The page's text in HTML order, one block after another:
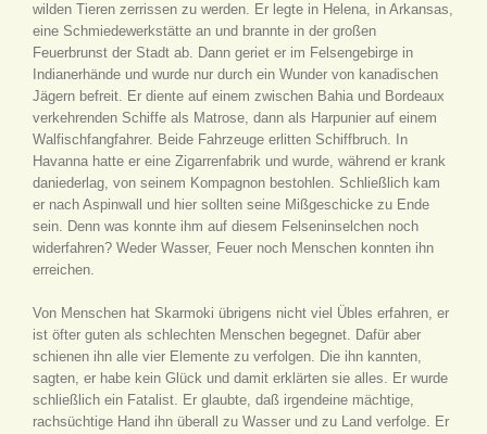
wilden Tieren zerrissen zu werden. Er legte in Helena, in Arkansas,
eine Schmiedewerkstätte an und brannte in der großen
Feuerbrunst der Stadt ab. Dann geriet er im Felsengebirge in
Indianerhände und wurde nur durch ein Wunder von kanadischen
Jägern befreit. Er diente auf einem zwischen Bahia und Bordeaux
verkehrenden Schiffe als Matrose, dann als Harpunier auf einem
Walfischfangfahrer. Beide Fahrzeuge erlitten Schiffbruch. In
Havanna hatte er eine Zigarrenfabrik und wurde, während er krank
daniederlag, von seinem Kompagnon bestohlen. Schließlich kam
er nach Aspinwall und hier sollten seine Mißgeschicke zu Ende
sein. Denn was konnte ihm auf diesem Felseninselchen noch
widerfahren? Weder Wasser, Feuer noch Menschen konnten ihn
erreichen.
Von Menschen hat Skarmoki übrigens nicht viel Übles erfahren, er
ist öfter guten als schlechten Menschen begegnet. Dafür aber
schienen ihn alle vier Elemente zu verfolgen. Die ihn kannten,
sagten, er habe kein Glück und damit erklärten sie alles. Er wurde
schließlich ein Fatalist. Er glaubte, daß irgendeine mächtige,
rachsüchtige Hand ihn überall zu Wasser und zu Land verfolge. Er